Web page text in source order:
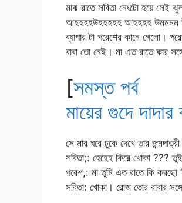
মাঝ রাতে সবিতা নেংটো হয়ে সেই
আহহহহউহহহহহ আহহহহ উমমমম
ব্যাপার টা পরেশের কানে গেলো।
বাবা তো নেই। মা এত রাতে কার
[সমস্ত পর্ব
মায়ের গুদে
সে মার ঘরে ঢুকে দেখে তার
সবিতা;: হেহেহ কিরে খোকা ???
পরেশ,: মা তুমি এত রাতে কি করছো
সবিতা: খোকা। রোজ তোর বাবার